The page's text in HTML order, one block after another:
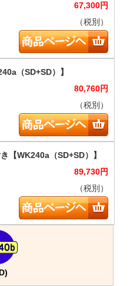
67,300円
（税別）
80,760円
（税別）
89,730円
（税別）